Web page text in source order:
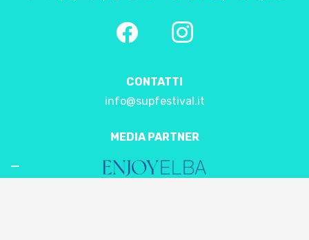
CONTATTI
info@supfestival.it
MEDIA PARTNER